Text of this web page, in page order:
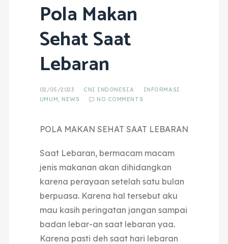
Pola Makan
Sehat Saat
Lebaran
02/05/2023 CNI INDONESIA
INFORMASI
UMUM
NEWS NO COMMENTS
POLA MAKAN SEHAT SAAT LEBARAN
Saat Lebaran, bermacam macam
jenis makanan akan dihidangkan
karena perayaan setelah satu bulan
berpuasa. Karena hal tersebut aku
mau kasih peringatan jangan sampai
badan lebar-an saat lebaran yaa.
Karena pasti deh saat hari lebaran